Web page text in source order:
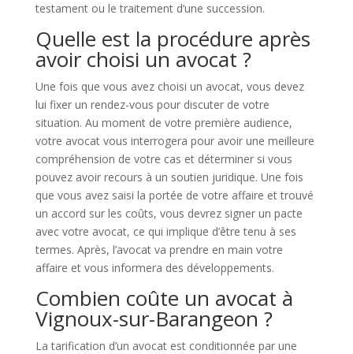
testament ou le traitement d’une succession.
Quelle est la procédure après
avoir choisi un avocat ?
Une fois que vous avez choisi un avocat, vous devez
lui fixer un rendez-vous pour discuter de votre
situation. Au moment de votre première audience,
votre avocat vous interrogera pour avoir une meilleure
compréhension de votre cas et déterminer si vous
pouvez avoir recours à un soutien juridique. Une fois
que vous avez saisi la portée de votre affaire et trouvé
un accord sur les coûts, vous devrez signer un pacte
avec votre avocat, ce qui implique d’être tenu à ses
termes. Après, l’avocat va prendre en main votre
affaire et vous informera des développements.
Combien coûte un avocat à
Vignoux-sur-Barangeon ?
La tarification d’un avocat est conditionnée par une